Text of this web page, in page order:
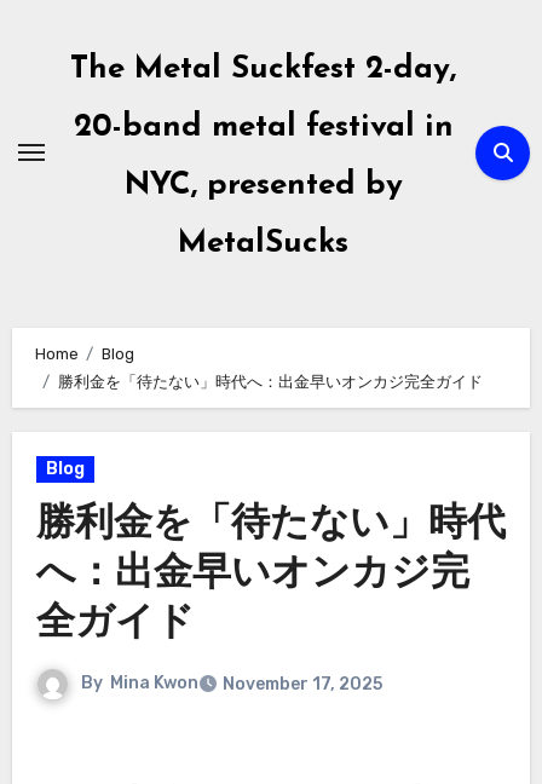
The Metal Suckfest 2-day,
20-band metal festival in
NYC, presented by
MetalSucks
Home
Blog
勝利金を「待たない」時代へ：出金早いオンカジ完全ガイド
Blog
勝利金を「待たない」時代
へ：出金早いオンカジ完
全ガイド
By Mina Kwon November 17, 2025